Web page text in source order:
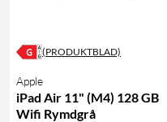
(PRODUKTBLAD)
Apple
iPad Air 11" (M4) 128 GB
Wifi Rymdgrå